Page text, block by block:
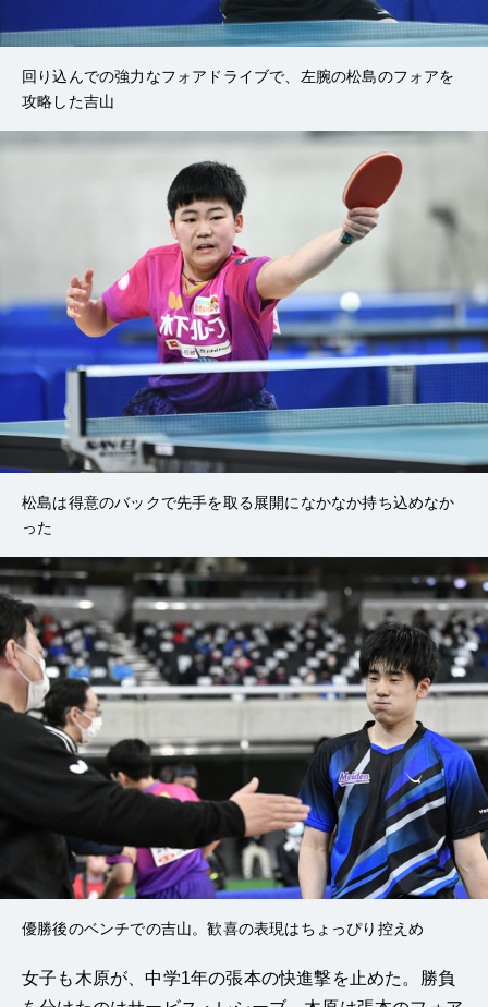
回り込んでの強力なフォアドライブで、左腕の松島のフォアを
攻略した吉山
松島は得意のバックで先手を取る展開になかなか持ち込めなか
った
優勝後のベンチでの吉山。歓喜の表現はちょっぴり控えめ
女子も木原が、中学1年の張本の快進撃を止めた。勝負